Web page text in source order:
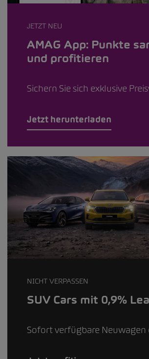
JETZT NEU
AMAG App: Punkte
und profitieren
Sichern Sie sich exklusive
Jetzt herunterladen
NICHT VERPASSEN
SUV Cars mit 0,9%
Sofort verfügbare Neuwagen